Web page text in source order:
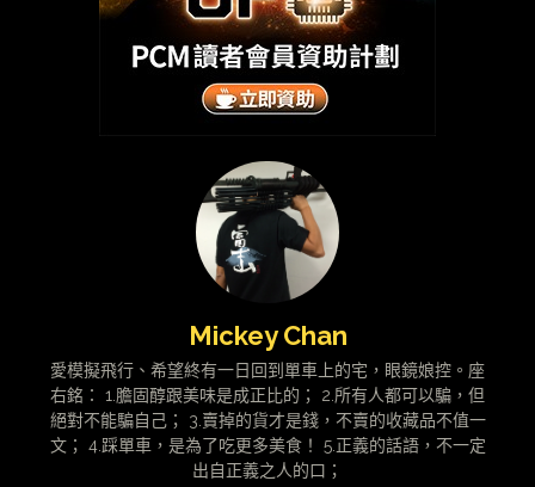
Mickey Chan
愛模擬飛行、希望終有一日回到單車上的宅，眼鏡娘控。座
右銘： 1.膽固醇跟美味是成正比的； 2.所有人都可以騙，但
絕對不能騙自己； 3.賣掉的貨才是錢，不賣的收藏品不值一
文； 4.踩單車，是為了吃更多美食！ 5.正義的話語，不一定
出自正義之人的口；